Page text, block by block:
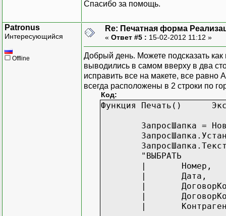
Спасибо за помощь.
Patronus
Интересующийся
Offline
Re: Печатная форма
« Ответ #5 : 15-02-2012 11:12 »
Добрый день. Можете подсказать
выводились в самом вверху в два
исправить все на макете, все равно
всегда расположены в 2 строки по
Код:
Функция Печать()
ЗапросШапка =
"ВЫБРАТЬ
|
Номер,
|
Дата,
|
|
|